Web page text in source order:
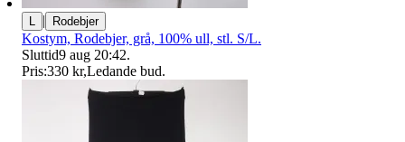
| Rodebjer
Kostym, Rodebjer, grå, 100% ull, stl. S/L.
Sluttid9 aug 20:42.
Pris:330 kr,Ledande bud.